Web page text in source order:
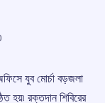
যুব মোর্চা বড়জলা
হয়৷ রক্তদান শিবিরের